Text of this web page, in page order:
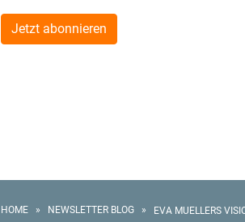
Jetzt abonnieren
HOME» NEWSLETTER BLOG»